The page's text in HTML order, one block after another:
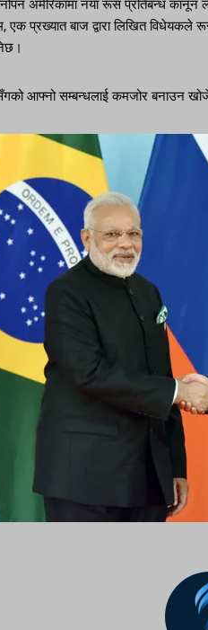
अमेरिकामा नयाँ रूस प्रतिबन्ध
एक प्रख्यात बाज द्वारा लिखित विधेयकले
आफ्नो सम्बन्धलाई कमजोर बनाउन